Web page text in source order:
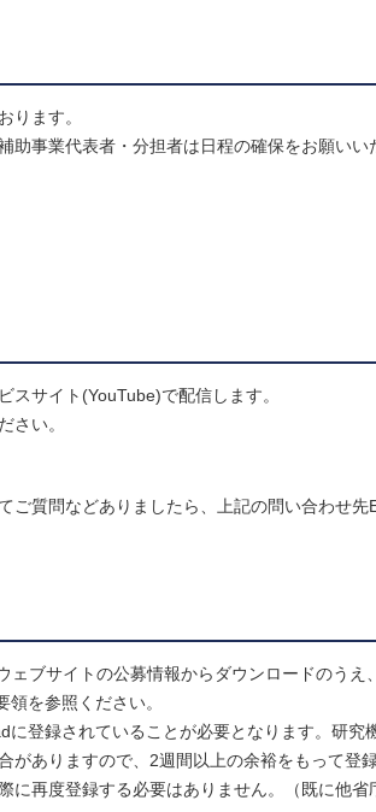
ります。
助事業代表者・分担者は日程の確保をお願い
サイト(YouTube)で配信します。
さい。
質問などありましたら、上記の問い合わせ先
ェブサイトの公募情報からダウンロードのう
を参照ください。
登録されていることが必要となります。研
がありますので、2週間以上の余裕をもって登
に再度登録する必要はありません。（既に他